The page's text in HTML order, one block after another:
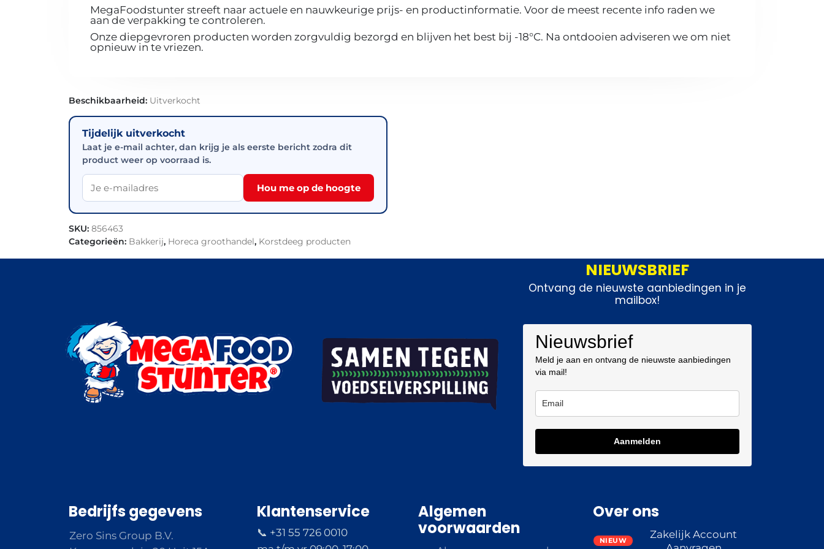
MegaFoodstunter streeft naar actuele en nauwkeurige prijs- en productinformatie. Voor de meest recente info raden we
aan de verpakking te controleren.
Onze diepgevroren producten worden zorgvuldig bezorgd en blijven het best bij -18°C. Na ontdooien adviseren we om niet
opnieuw in te vriezen.
Beschikbaarheid: Uitverkocht
Tijdelijk uitverkocht
Laat je e-mail achter, dan krijg je als eerste bericht zodra dit
product weer op voorraad is.
Hou me op de hoogte
SKU: 856463
Categorieën: Bakkerij, Horeca groothandel, Korstdeeg producten
NIEUWSBRIEF
Ontvang de nieuwste aanbiedingen in je
mailbox!
Nieuwsbrief
Meld je aan en ontvang de nieuwste aanbiedingen
via mail!
Aanmelden
Bedrijfs gegevens
Zero Sins Group B.V.
Klantenservice
📞 +31 55 726 0010
Algemen
voorwaarden
Over ons
Zakelijk Account